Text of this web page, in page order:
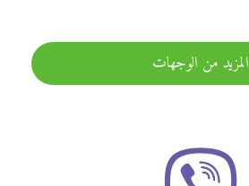
المزيد من الوجهات